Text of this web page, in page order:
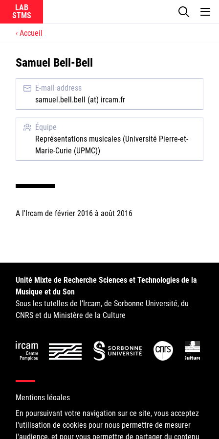
LAB
Ircam
CNRS
Rester informé
Offres d'emplois/stages
La recherche
Actualités
Équipes
Accueil
Samuel Bell-Bell
E-mail address
samuel.bell.bell (at) ircam.fr
Équipe
Représentations musicales (Université Pierre-et-
Marie-Curie (UPMC))
A l'Ircam de février 2016 à août 2016
En poursuivant votre navigation sur ce site, vous acceptez
l'utilisation de cookies pour nous permettre de mesurer
l'audience, et pour vous permettre de partager du contenu
Unité Mixte de Recherche Sciences et Technologies de la
Musique et du Son
Sous les tutelles de l’Ircam, de Sorbonne Université, du
CNRS et du Ministère de la Culture
Mentions légales
©IRCAM, 2026. All Rights Reserved.